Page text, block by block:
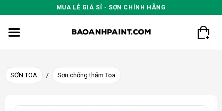
to
content
MUA LẺ GIÁ SỈ - SƠN CHÍNH HÃNG
SƠN TOA / Sơn chống thấm Toa